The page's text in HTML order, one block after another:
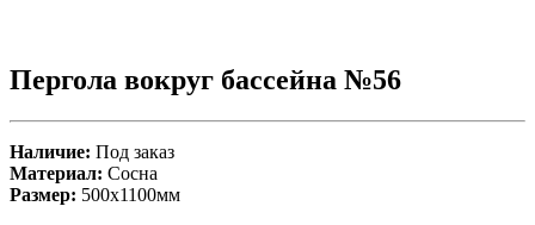
Пергола вокруг бассейна №56
Наличие: Под заказ
Материал: Сосна
Размер: 500х1100мм